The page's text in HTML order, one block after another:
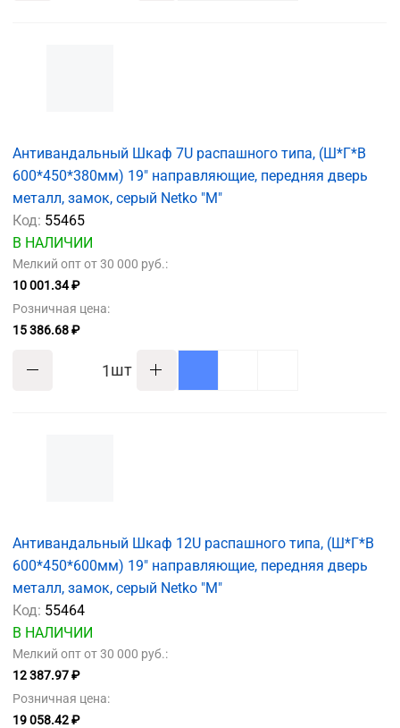
Антивандальный Шкаф 7U распашного типа, (Ш*Г*В
600*450*380мм) 19" направляющие, передняя дверь
металл, замок, серый Netko "M"
Код: 55465
В НАЛИЧИИ
Мелкий опт от 30 000 руб.:
10 001.34 ₽
Розничная цена:
15 386.68 ₽
шт
Антивандальный Шкаф 12U распашного типа, (Ш*Г*В
600*450*600мм) 19" направляющие, передняя дверь
металл, замок, серый Netko "M"
Код: 55464
В НАЛИЧИИ
Мелкий опт от 30 000 руб.:
12 387.97 ₽
Розничная цена:
19 058.42 ₽